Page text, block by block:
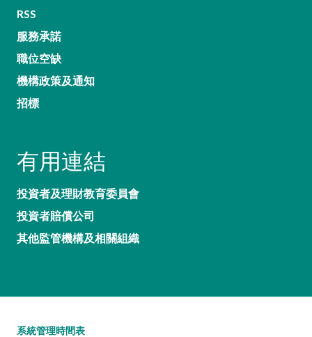
RSS
服務承諾
職位空缺
機構政策及通知
招標
有用連結
投資者及理財教育委員會
投資者賠償公司
其他監管機構及相關組織
系統管理時間表